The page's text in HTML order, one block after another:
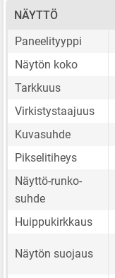
NÄYTTÖ
Paneelityyppi
Näytön koko
Tarkkuus
Virkistystaajuus
Kuvasuhde
Pikselitiheys
Näyttö-runko-
suhde
Huippukirkkaus
Näytön suojaus